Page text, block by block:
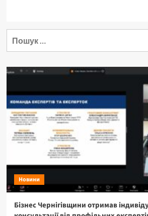
Новини
Бізнес Чернігівщини отримав